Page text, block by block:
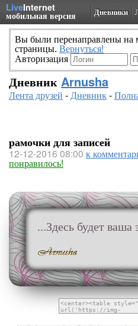
LiveInternet
мобильная версия Дневники
Вы были перенаправлены
страницы. Вернуться!
Авторизация
Дневник Arnusha
Лента друзей -Дневник-
рамочки для записей
12-12-2016 08:00 к
понравилось!
...Здесь будет ваша